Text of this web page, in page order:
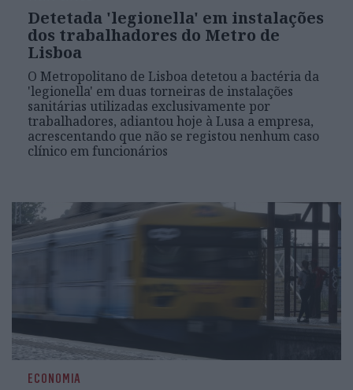
Detetada 'legionella' em instalações
dos trabalhadores do Metro de
Lisboa
O Metropolitano de Lisboa detetou a bactéria da
'legionella' em duas torneiras de instalações
sanitárias utilizadas exclusivamente por
trabalhadores, adiantou hoje à Lusa a empresa,
acrescentando que não se registou nenhum caso
clínico em funcionários
ECONOMIA